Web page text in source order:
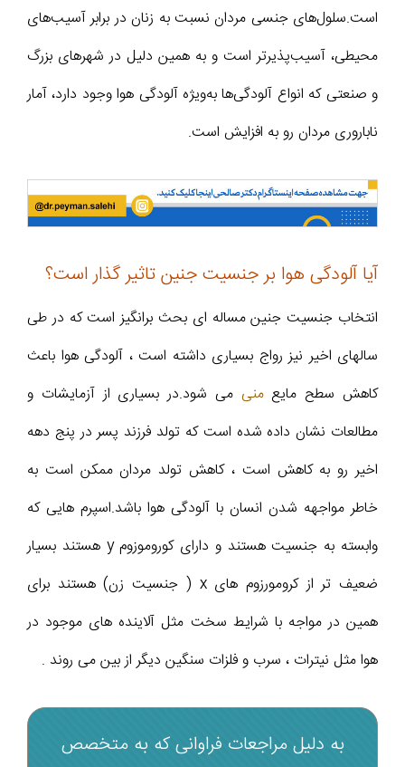
است.سلول‌های جنسی مردان نسبت به زنان در برابر آسیب‌های
محیطی، آسیب‌پذیرتر است و به همین دلیل در شهرهای بزرگ
و صنعتی که انواع آلودگی‌ها به‌ویژه آلودگی هوا وجود دارد، آمار
ناباروری مردان رو به افزایش است.
آیا آلودگی هوا بر جنسیت جنین تاثیر گذار است؟
انتخاب جنسیت جنین مساله ای بحث برانگیز است که در طی
سالهای اخیر نیز رواج بسیاری داشته است ، آلودگی هوا باعث
کاهش سطح مایعمنی می شود.در بسیاری از آزمایشات و
مطالعات نشان داده شده است که تولد فرزند پسر در پنج دهه
اخیر رو به کاهش است ، کاهش تولد مردان ممکن است به
خاطر مواجهه شدن انسان با آلودگی هوا باشد.اسپرم هایی که
وابسته به جنسیت هستند و دارای کوروموزوم y هستند بسیار
ضعیف تر از کرومورزوم های x ( جنسیت زن) هستند برای
همین در مواجه با شرایط سخت مثل آلاینده های موجود در
هوا مثل نیترات ، سرب و فلزات سنگین دیگر از بین می روند .
به دلیل مراجعات فراوانی که به متخصص